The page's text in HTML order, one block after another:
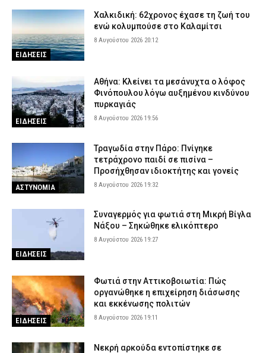
ΕΙΔΗΣΕΙΣ
Χαλκιδική: 62χρονος έχασε τη ζωή του
ενώ κολυμπούσε στο Καλαμίτσι
8 Αυγούστου 2026 20:12
ΕΙΔΗΣΕΙΣ
Αθήνα: Κλείνει τα μεσάνυχτα ο λόφος
Φινόπουλου λόγω αυξημένου κινδύνου
πυρκαγιάς
8 Αυγούστου 2026 19:56
ΑΣΤΥΝΟΜΙΑ
Τραγωδία στην Πάρο: Πνίγηκε
τετράχρονο παιδί σε πισίνα –
Προσήχθησαν ιδιοκτήτης και γονείς
8 Αυγούστου 2026 19:32
ΕΙΔΗΣΕΙΣ
Συναγερμός για φωτιά στη Μικρή Βίγλα
Νάξου – Σηκώθηκε ελικόπτερο
8 Αυγούστου 2026 19:27
ΕΙΔΗΣΕΙΣ
Φωτιά στην Αττικοβοιωτία: Πώς
οργανώθηκε η επιχείρηση διάσωσης
και εκκένωσης πολιτών
8 Αυγούστου 2026 19:11
Νεκρή αρκούδα εντοπίστηκε σε